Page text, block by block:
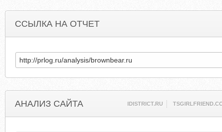
ССЫЛКА НА ОТЧЕТ
АНАЛИЗ САЙТА IDISTRICT.RU